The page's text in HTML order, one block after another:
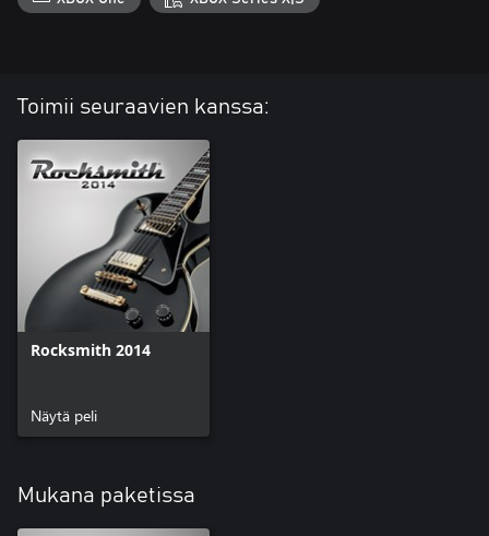
Toimii seuraavien kanssa:
Rocksmith 2014
Näytä peli
Mukana paketissa